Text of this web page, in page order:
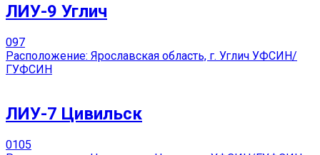
ЛИУ-9 Углич
097
Расположение: Ярославская область, г. Углич УФСИН/
ГУФСИН
ЛИУ-7 Цивильск
0105